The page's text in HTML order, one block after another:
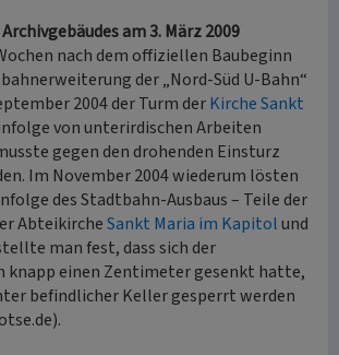
am 3. März 2009
nach dem offiziellen Baubeginn
der „Nord-Süd U-Bahn“
2004 der Turm derKirche Sankt
von unterirdischen Arbeiten
gegen den drohenden Einsturz
Im November 2004 wiederum lösten
des Stadtbahn-Ausbaus – Teile der
AbteikircheSankt Maria im Kapitolund
man fest, dass sich der
knapp einen Zentimeter gesenkt hatte,
befindlicher Keller gesperrt werden